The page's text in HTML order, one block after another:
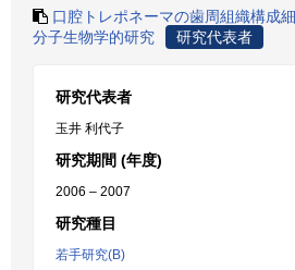
口腔トレポネーマの歯周組織構成
分子生物学的研究
研究代表者
研究代表者
玉井 利代子
研究期間 (年度)
2006 – 2007
研究種目
若手研究(B)